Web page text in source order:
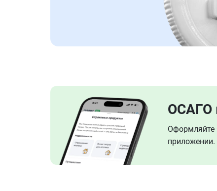
ОСАГО
Оформляйте
приложении.